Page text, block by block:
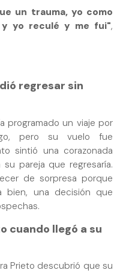
un trauma, yo como
y yo reculé y me fui",
regresar sin
programado un viaje por
pero su vuelo fue
sintió una corazonada
pareja que regresaría.
de sorpresa porque
bien, una decisión que
cuando llegó a su
Prieto descubrió que su